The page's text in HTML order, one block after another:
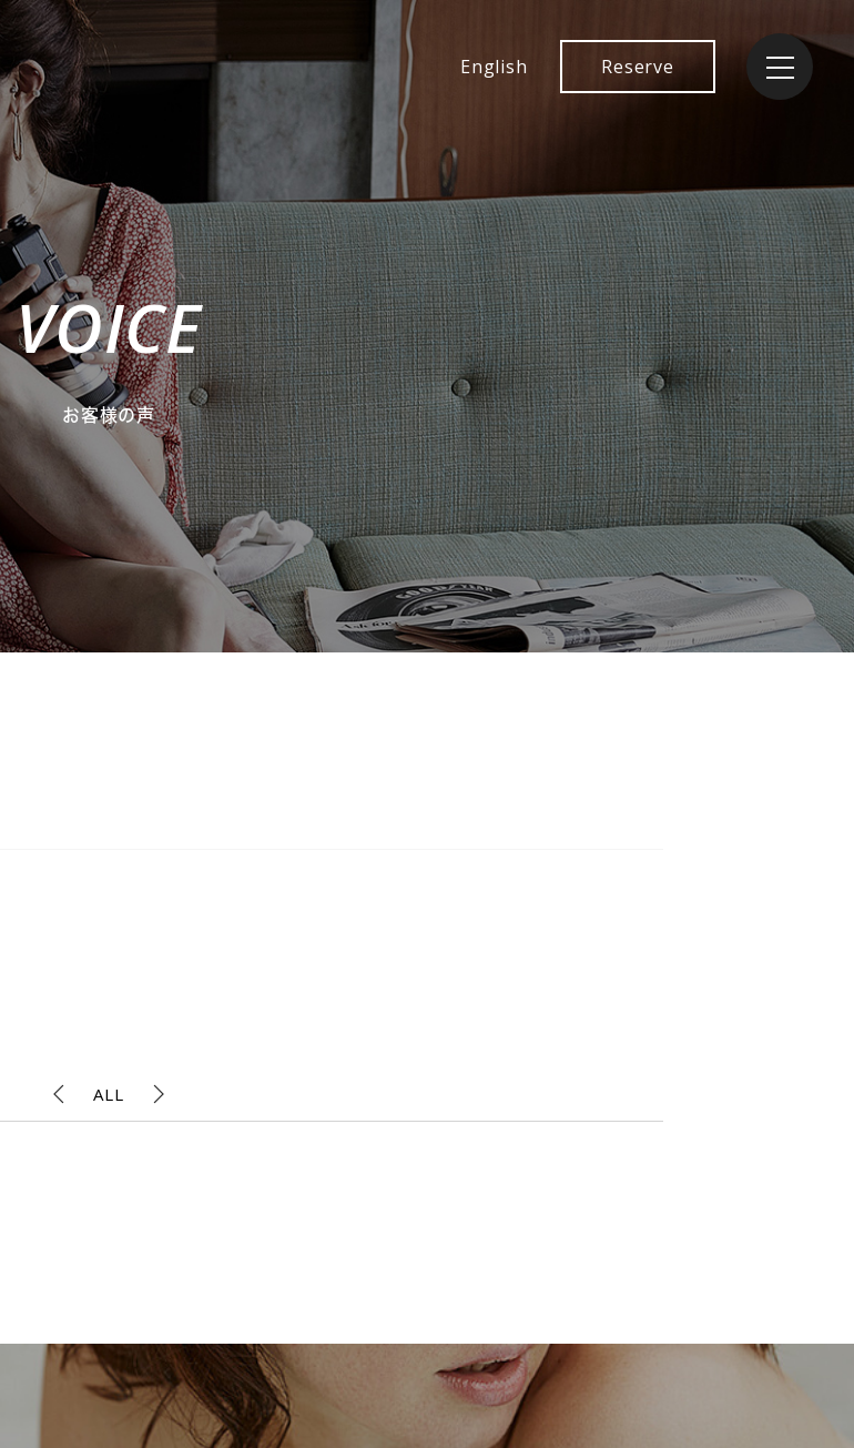
English Reserve
VOICE
お客様の声
ALL